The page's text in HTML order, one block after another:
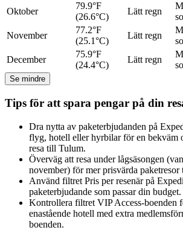
Oktober
79.9°F
(26.6°C)
Lätt regn
November
77.2°F
(25.1°C)
Lätt regn
December
75.9°F
(24.4°C)
Lätt regn
Se mindre
Tips för att spara pengar på din
Dra nytta av paketerbjudanden på
flyg, hotell eller hyrbilar för en bekväm
resa till Tulum.
Överväg att resa under lågsäsongen
november) för mer prisvärda
Använd filtret Pris per resenär på
paketerbjudande som passar din budget.
Kontrollera filtret VIP Access-boenden
enastående hotell med extra
boenden.